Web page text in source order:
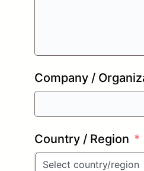
Company /
Country / Region
Select country/region